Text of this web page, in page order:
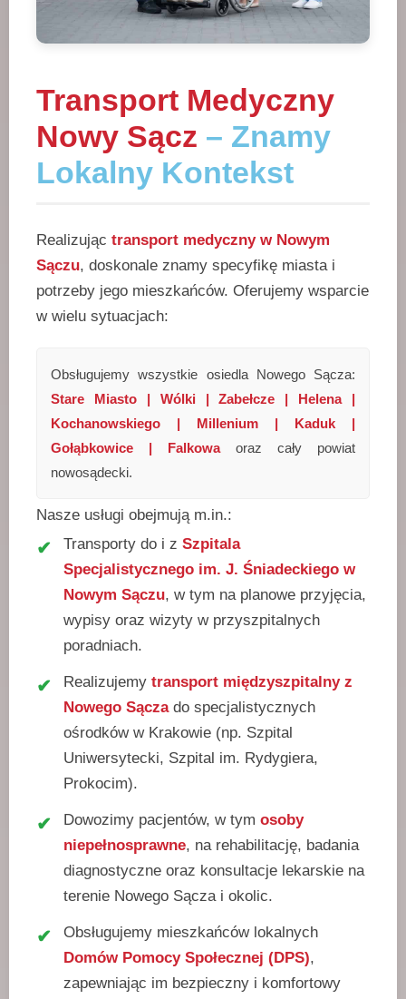
Transport Medyczny
Nowy Sącz – Znamy
Lokalny Kontekst
Realizując transport medyczny w Nowym
Sączu, doskonale znamy specyfikę miasta i
potrzeby jego mieszkańców. Oferujemy wsparcie
w wielu sytuacjach:
Obsługujemy wszystkie osiedla Nowego Sącza:
Stare Miasto | Wólki | Zabełcze | Helena |
Kochanowskiego | Millenium | Kaduk |
Gołąbkowice | Falkowaoraz cały powiat
nowosądecki.
Nasze usługi obejmują m.in.:
Transporty do i z Szpitala
Specjalistycznego im. J. Śniadeckiego w
Nowym Sączu, w tym na planowe przyjęcia,
wypisy oraz wizyty w przyszpitalnych
poradniach.
Realizujemy transport międzyszpitalny z
Nowego Sączado specjalistycznych
ośrodków w Krakowie (np. Szpital
Uniwersytecki, Szpital im. Rydygiera,
Prokocim).
Dowozimy pacjentów, w tym osoby
niepełnosprawne, na rehabilitację, badania
diagnostyczne oraz konsultacje lekarskie na
terenie Nowego Sącza i okolic.
Obsługujemy mieszkańców lokalnych
Domów Pomocy Społecznej (DPS),
zapewniając im bezpieczny i komfortowy